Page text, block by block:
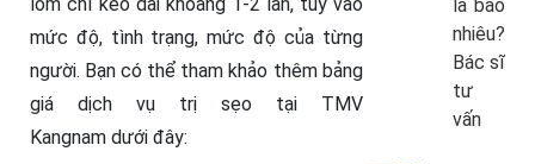
mức độ, tình trạng, mức độ của từng
người. Bạn có thể tham khảo thêm bảng
giá dịch vụ trị sẹo tại TMV
Kangnam dưới đây:
là bao
nhiêu?
Bác sĩ
tư
vấn